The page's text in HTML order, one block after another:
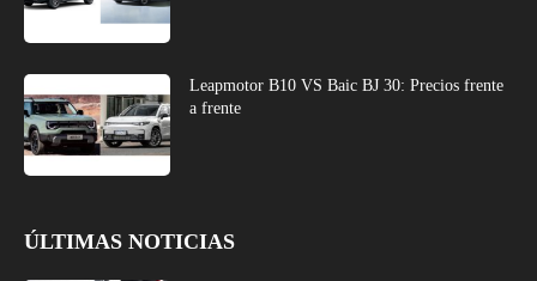
Leapmotor B10 VS Baic BJ 30: Precios frente
a frente
ÚLTIMAS NOTICIAS